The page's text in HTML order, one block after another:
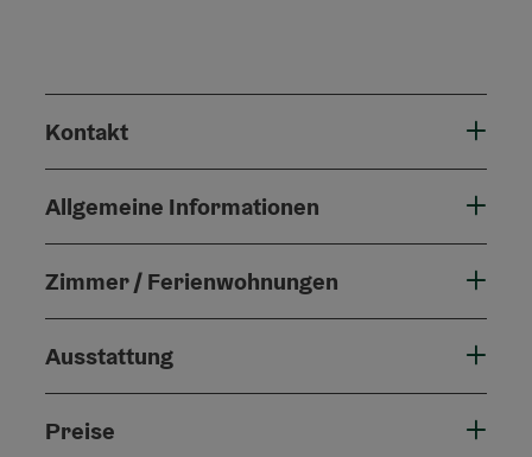
Kontakt
Allgemeine Informationen
Zimmer / Ferienwohnungen
Ausstattung
Preise